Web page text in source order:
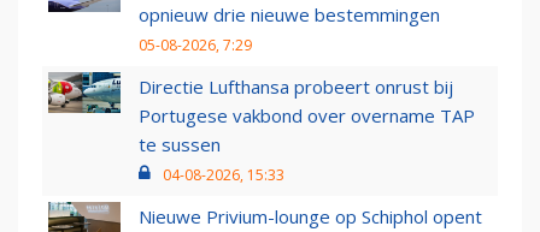
opnieuw drie nieuwe bestemmingen
05-08-2026, 7:29
Directie Lufthansa probeert onrust bij
Portugese vakbond over overname TAP
te sussen
04-08-2026, 15:33
Nieuwe Privium-lounge op Schiphol opent